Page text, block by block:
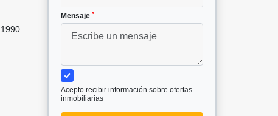
1990
Mensaje *
Acepto recibir información sobre ofertas
inmobiliarias